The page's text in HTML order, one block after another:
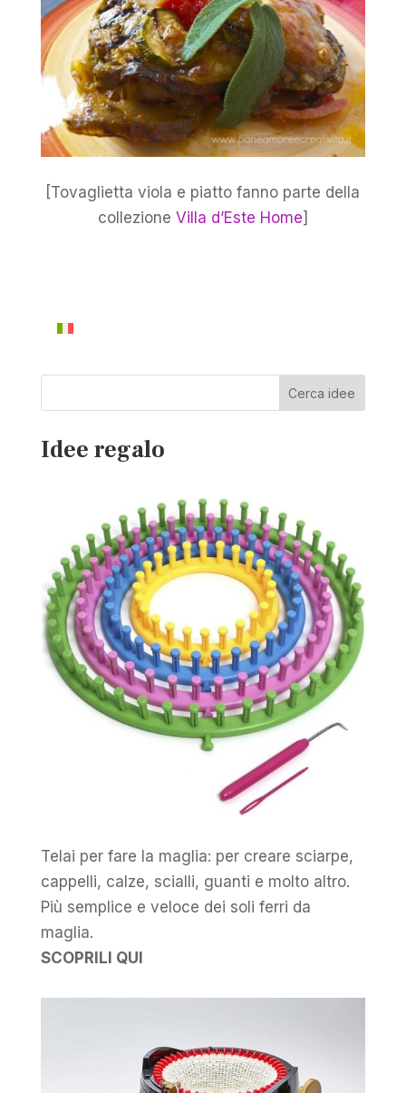
[Tovaglietta viola e piatto fanno parte della
collezione Villa d’Este Home]
Cerca idee
Idee regalo
Telai per fare la maglia: per creare sciarpe,
cappelli, calze, scialli, guanti e molto altro.
Più semplice e veloce dei soli ferri da
maglia.
SCOPRILI QUI